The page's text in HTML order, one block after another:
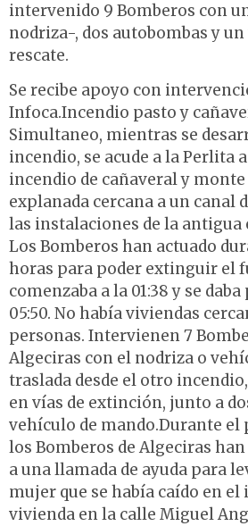
intervenido 9 Bomberos con
nodriza-, dos autobombas y
rescate.
Se recibe apoyo con
Infoca.Incendio pasto y
Simultaneo, mientras se
incendio, se acude a la Perlita
incendio de cañaveral y
explanada cercana a un canal
las instalaciones de la antigua
Los Bomberos han actuado
horas para poder extinguir el
comenzaba a la 01:38 y se
05:50. No había viviendas
personas. Intervienen 7
Algeciras con el nodriza o
traslada desde el otro
en vías de extinción, junto a
vehículo de mando.Durante
los Bomberos de Algeciras
a una llamada de ayuda para
mujer que se había caído en
vivienda en la calle Miguel